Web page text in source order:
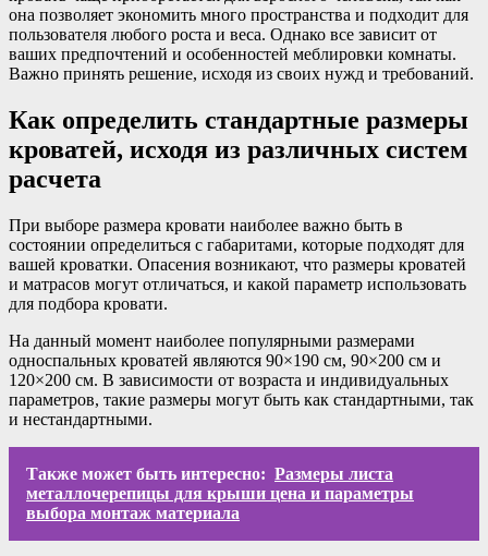
она позволяет экономить много пространства и подходит для
пользователя любого роста и веса. Однако все зависит от
ваших предпочтений и особенностей меблировки комнаты.
Важно принять решение, исходя из своих нужд и требований.
Как определить стандартные размеры
кроватей, исходя из различных систем
расчета
При выборе размера кровати наиболее важно быть в
состоянии определиться с габаритами, которые подходят для
вашей кроватки. Опасения возникают, что размеры кроватей
и матрасов могут отличаться, и какой параметр использовать
для подбора кровати.
На данный момент наиболее популярными размерами
односпальных кроватей являются 90×190 см, 90×200 см и
120×200 см. В зависимости от возраста и индивидуальных
параметров, такие размеры могут быть как стандартными, так
и нестандартными.
Также может быть интересно: Размеры листа
металлочерепицы для крыши цена и параметры
выбора монтаж материала